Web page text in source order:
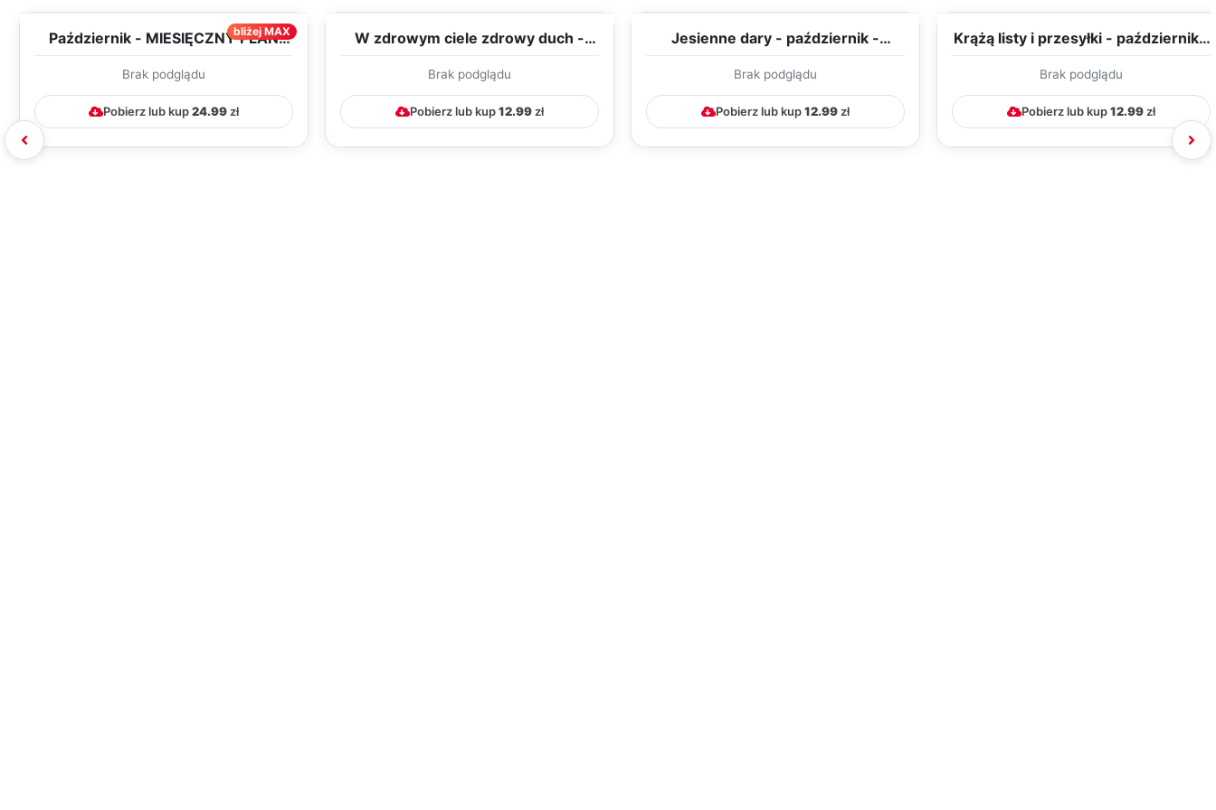
bliżej MAX
Październik - MIESIĘCZNY PLAN
DYDAK...
Brak podglądu
Pobierz lub kup24.99zł
W zdrowym ciele zdrowy duch -
Brak podglądu
Pobierz lub kup12.99zł
Jesienne dary - październik -
Brak podglądu
Pobierz lub kup12.99zł
Krążą listy i przesyłki - październik -
Brak podglądu
Pobierz lub kup12.99zł